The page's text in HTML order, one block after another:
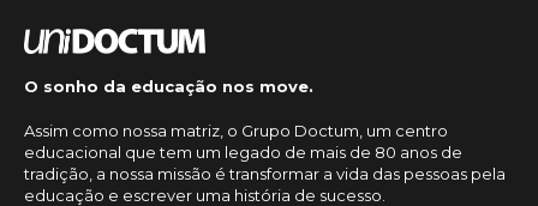
O sonho da educação nos move.
Assim como nossa matriz, o Grupo Doctum, um centro
educacional que tem um legado de mais de 80 anos de
tradição, a nossa missão é transformar a vida das pessoas pela
educação e escrever uma história de sucesso.